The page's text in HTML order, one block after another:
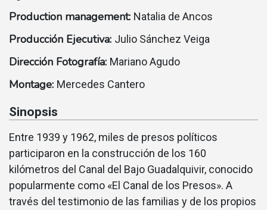
Production management: Natalia de Ancos
Producción Ejecutiva: Julio Sánchez Veiga
Dirección Fotografía: Mariano Agudo
Montage: Mercedes Cantero
Sinopsis
Entre 1939 y 1962, miles de presos polí­ticos
participaron en la construcción de los 160
kilómetros del Canal del Bajo Guadalquivir, conocido
popularmente como «El Canal de los Presos». A
través del testimonio de las familias y de los propios